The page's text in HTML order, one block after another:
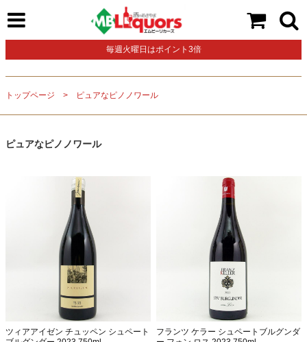
毎週火曜日はポイント3倍
トップページ ピュアなピノノワール
ピュアなピノノワール
ツィアアイゼン チュッペン シュペート
フランツ ケラー シュペートブルグンダ